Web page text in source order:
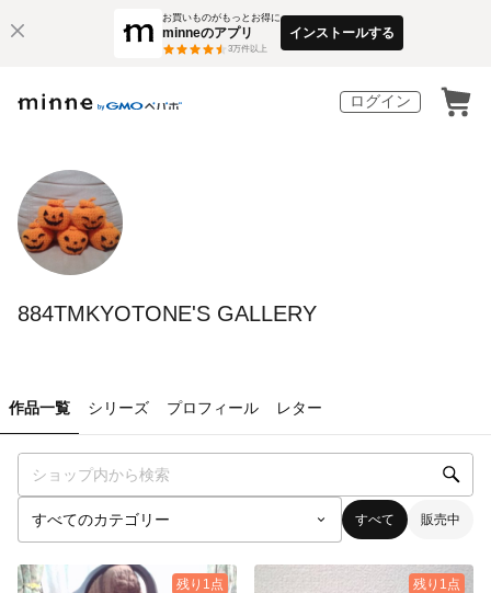
お買いものがもっとお得に
minneのアプリ
3万件以上
インストールする
ログイン
884TMKYOTONE'S GALLERY
作品一覧 シリーズ プロフィール レター
すべて 販売中
残り1点 残り1点